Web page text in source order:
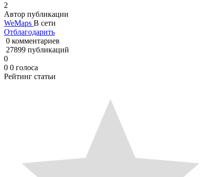
2
Автор публикации
WeMaps В сети
Отблагодарить
0 комментариев
27899 публикаций
0
0 0 голоса
Рейтинг статьи